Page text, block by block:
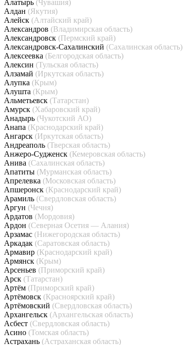
Алатырь (Чувашия)
Алдан (Якутия)
Алейск (Алтайский край)
Александров (Владимирская область)
Александровск (Пермский край)
Александровск-Сахалинский (Сахалинская область)
Алексеевка (Белгородская область)
Алексин (Тульская область)
Алзамай (Иркутская область)
Алупка (Крым)
Алушта (Крым)
Альметьевск (Татарстан)
Амурск (Хабаровский край)
Анадырь (Чукотский АО)
Анапа (Краснодарский край)
Ангарск (Иркутская область)
Андреаполь (Тверская область)
Анжеро-Судженск (Кемеровская область)
Анива (Сахалинская область)
Апатиты (Мурманская область)
Апрелевка (Московская область)
Апшеронск (Краснодарский край)
Арамиль (Свердловская область)
Аргун (Чечня)
Ардатов (Мордовия)
Ардон (Северная Осетия — Алания)
Арзамас (Нижегородская область)
Аркадак (Саратовская область)
Армавир (Краснодарский край)
Армянск (Крым)
Арсеньев (Приморский край)
Арск (Татарстан)
Артём (Приморский край)
Артёмовск (Красноярский край)
Артёмовский (Свердловская область)
Архангельск (Архангельская область)
Асбест (Свердловская область)
Асино (Томская область)
Астрахань (Астраханская область)